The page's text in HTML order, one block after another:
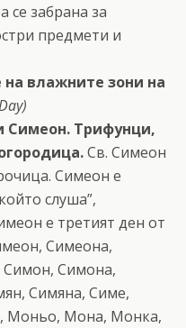
се забрана за
предмети и
на влажните зони на
Симеон. Трифунци,
Св. Симеон
Симеон е
слуша”,
е третият ден от
Симеона,
Симона,
Симяна, Симе,
Моньо, Мона, Монка,